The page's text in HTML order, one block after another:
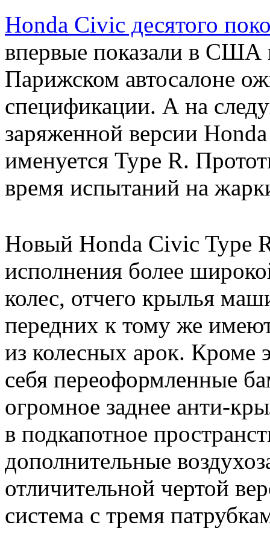
Honda Civic десятого
впервые показали в США
Парижском автосалоне
спецификации. А на
заряженной версии
именуется Type R.
время испытаний на
Новый Honda Civic Type R
исполнения более
колес, отчего крылья
передних к тому же
из колесных арок. Кроме
себя переоформленные
огромное заднее анти-
в подкапотное
дополнительные
отличительной чертой
система с тремя